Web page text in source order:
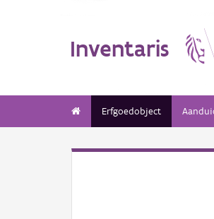
Inventaris
Erfgoedobject